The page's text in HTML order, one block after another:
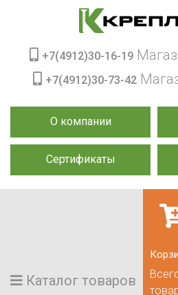
О компании
Сертификаты
+7(4912)30-16-19
+7(4912)30-73-42
Каталог товаров